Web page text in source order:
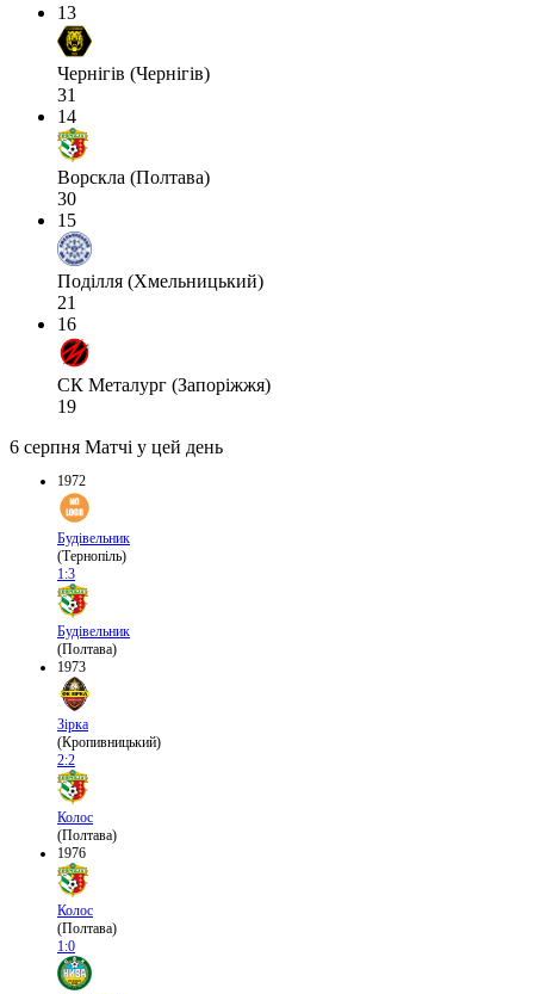
13
Чернігів (Чернігів)
31
14
Ворскла (Полтава)
30
15
Поділля (Хмельницький)
21
16
СК Металург (Запоріжжя)
19
6 серпня Матчі у цей день
1972
Будівельник
(Тернопіль)
1:3
Будівельник
(Полтава)
1973
Зірка
(Кропивницький)
2:2
Колос
(Полтава)
1976
Колос
(Полтава)
1:0